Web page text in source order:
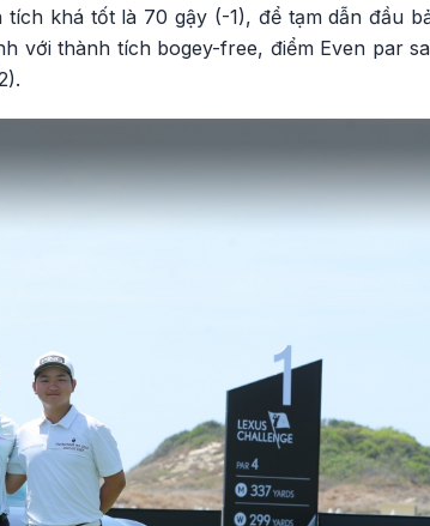
khá tốt là 70 gậy (-1), để tạm dẫn đầu
với thành tích bogey-free, điểm Even par